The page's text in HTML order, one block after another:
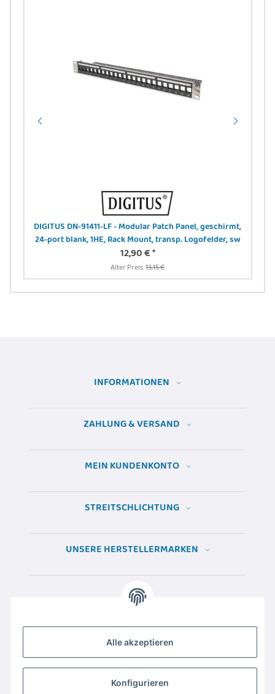
Alle akzeptieren
Konfigurieren
DIGITUS DN-91411-LF - Modular Patch Panel, geschirmt,
24-port blank, 1HE, Rack Mount, transp. Logofelder, sw
12,90 €*
Alter Preis:13,15 €
INFORMATIONEN
ZAHLUNG & VERSAND
MEIN KUNDENKONTO
STREITSCHLICHTUNG
UNSERE HERSTELLERMARKEN